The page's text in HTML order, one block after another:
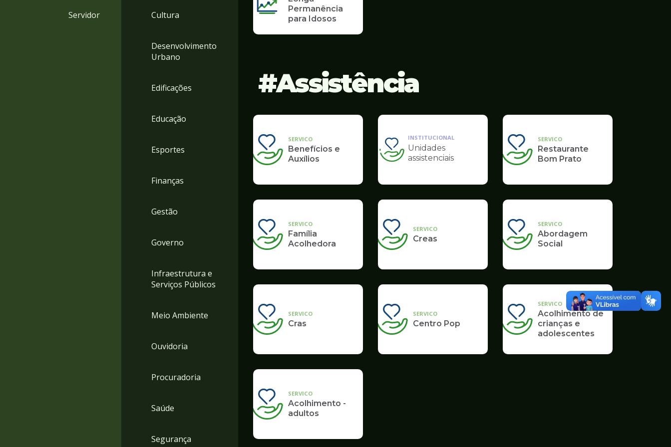
Servidor Cultura
Desenvolvimento
Urbano
Edificações
Educação
Esportes
Finanças
Gestão
Governo
Infraestrutura e
Serviços Públicos
Meio Ambiente
Ouvidoria
Procuradoria
Saúde
Segurança
Permanência
para Idosos
Assistência
SERVICO
Benefícios e
Auxílios
Ilustração
da
de
Assistência
INSTITUCIONAL
Unidades
assistenciais
SERVICO
Restaurante
Bom Prato
SERVICO
Família
Acolhedora
SERVICO
Creas
SERVICO
Abordagem
Social
SERVICO
Cras
SERVICO
Centro Pop
SERVICO
Acolhimento de
crianças e
adolescentes
SERVICO
Acolhimento -
adultos